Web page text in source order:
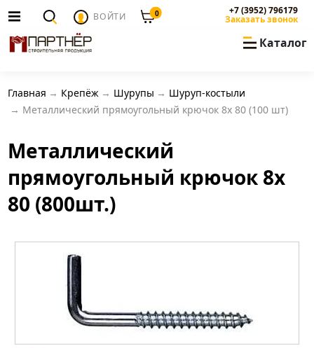
ВОЙТИ 0 +7 (3952) 796179
Заказать звонок
Каталог
Главная Крепёж Шурупы
Шуруп-костыли
Металлический прямоугольный крючок 8х 80 (100 шт)
Металлический
прямоугольный крючок 8х
80 (800шт.)